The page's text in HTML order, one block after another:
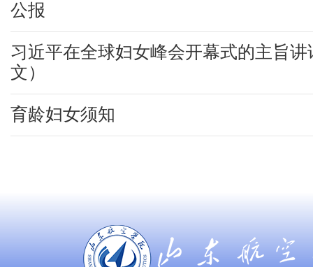
公报
习近平在全球妇女峰会开幕式的主旨讲
文）
育龄妇女须知